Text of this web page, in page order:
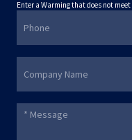
Enter a Warming that does not